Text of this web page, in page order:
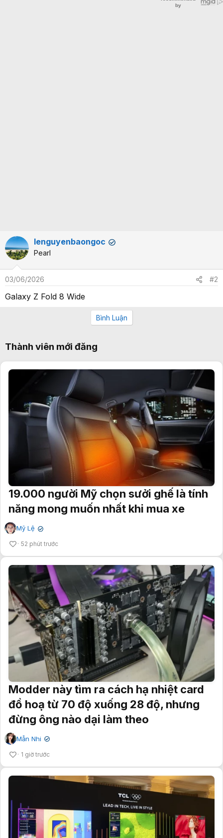
lenguyenbaongoc ✔
Pearl
03/06/2026 #2
Galaxy Z Fold 8 Wide
Bình Luận
Thành viên mới đăng
19.000 người Mỹ chọn sưởi ghế là tính
năng mong muốn nhất khi mua xe
Mỹ Lệ ✔
52 phút trước
Modder này tìm ra cách hạ nhiệt card
đồ hoạ từ 70 độ xuống 28 độ, nhưng
đừng ông nào dại làm theo
Mẫn Nhi ✔
1 giờ trước